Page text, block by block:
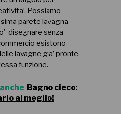
Possiamo
parete lavagna
disegnare senza
esistono
lavagne gia’ pronte
funzione.
Bagno cieco:
al meglio!